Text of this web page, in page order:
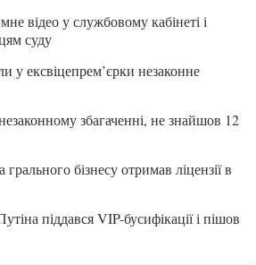
відео у службовому кабінеті і
суду
ексвіцепрем’єрки незаконне
збагаченні, не знайшов 12
бізнесу отримав ліцензії в
піддався VIP-бусифікації і пішов